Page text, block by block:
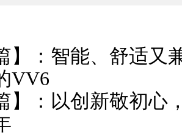
】： 智能、舒适又
VV6
】： 以创新敬初心